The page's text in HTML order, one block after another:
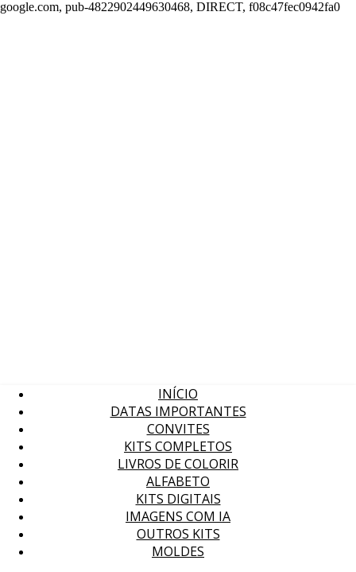
google.com, pub-4822902449630468, DIRECT, f08c47fec0942fa0
INÍCIO
DATAS IMPORTANTES
CONVITES
KITS COMPLETOS
LIVROS DE COLORIR
ALFABETO
KITS DIGITAIS
IMAGENS COM IA
OUTROS KITS
MOLDES